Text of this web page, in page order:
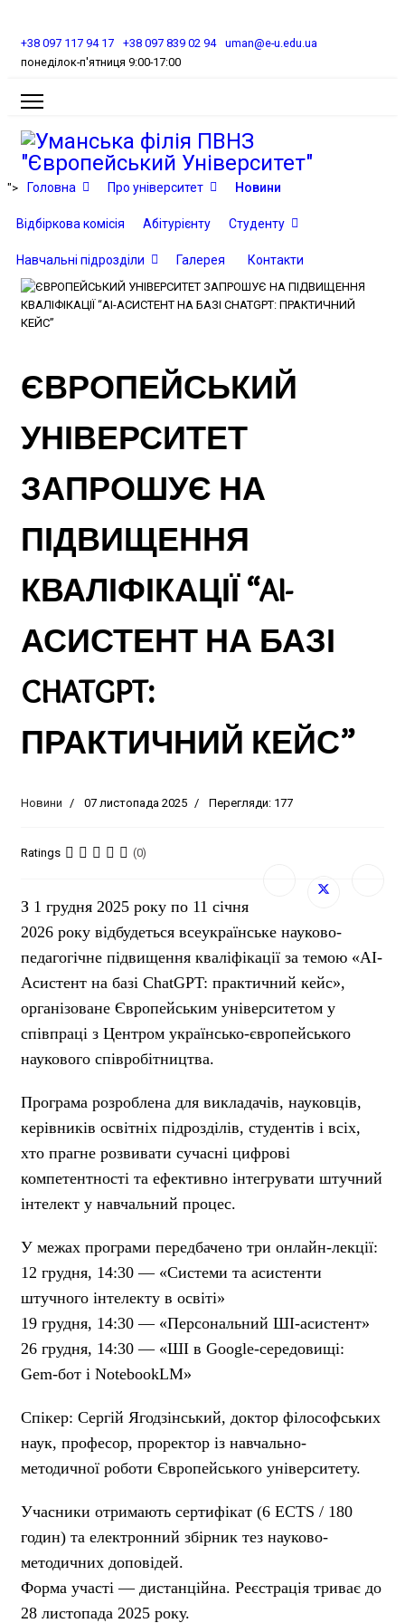
+38 097 117 94 17 +38 097 839 02 94
uman@e-u.edu.ua
понеділок-п'ятниця 9:00-17:00
"> Головна Про університет Новини
Відбіркова комісія Абітурієнту Студенту
Навчальні підрозділи Галерея Контакти
ЄВРОПЕЙСЬКИЙ
УНІВЕРСИТЕТ
ЗАПРОШУЄ НА
ПІДВИЩЕННЯ
КВАЛІФІКАЦІЇ “AI-
АСИСТЕНТ НА БАЗІ
CHATGPT:
ПРАКТИЧНИЙ КЕЙС”
Новини 07 листопада 2025 Перегляди: 177
Ratings (0)
З 1 грудня 2025 року по 11 січня
2026 року відбудеться всеукраїнське науково-
педагогічне підвищення кваліфікації за темою «AI-
Асистент на базі ChatGPT: практичний кейс»,
організоване Європейським університетом у
співпраці з Центром українсько-європейського
наукового співробітництва.
Програма розроблена для викладачів, науковців,
керівників освітніх підрозділів, студентів і всіх,
хто прагне розвивати сучасні цифрові
компетентності та ефективно інтегрувати штучний
інтелект у навчальний процес.
У межах програми передбачено три онлайн-лекції:
12 грудня, 14:30 — «Системи та асистенти
штучного інтелекту в освіті»
19 грудня, 14:30 — «Персональний ШІ-асистент»
26 грудня, 14:30 — «ШІ в Google-середовищі:
Gem-бот і NotebookLM»
Спікер: Сергій Ягодзінський, доктор філософських
наук, професор, проректор із навчально-
методичної роботи Європейського університету.
Учасники отримають сертифікат (6 ECTS / 180
годин) та електронний збірник тез науково-
методичних доповідей.
Форма участі — дистанційна. Реєстрація триває до
28 листопада 2025 року.